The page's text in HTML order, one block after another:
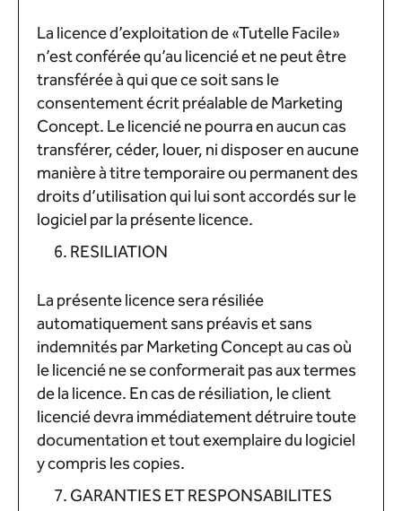
La licence d’exploitation de «Tutelle Facile»
n’est conférée qu’au licencié et ne peut être
transférée à qui que ce soit sans le
consentement écrit préalable de Marketing
Concept. Le licencié ne pourra en aucun cas
transférer, céder, louer, ni disposer en aucune
manière à titre temporaire ou permanent des
droits d’utilisation qui lui sont accordés sur le
logiciel par la présente licence.
RESILIATION
La présente licence sera résiliée
automatiquement sans préavis et sans
indemnités par Marketing Concept au cas où
le licencié ne se conformerait pas aux termes
de la licence. En cas de résiliation, le client
licencié devra immédiatement détruire toute
documentation et tout exemplaire du logiciel
y compris les copies.
GARANTIES ET RESPONSABILITES